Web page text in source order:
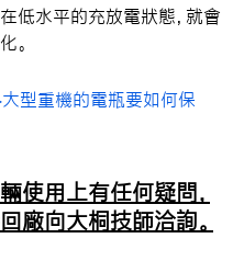
低水平的充放電狀態，就會
。
型重機的電瓶要如何保
使用上有任何疑問，
廠向大桐技師洽詢。